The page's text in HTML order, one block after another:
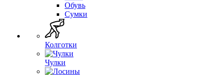
Обувь
Сумки
Колготки
Чулки